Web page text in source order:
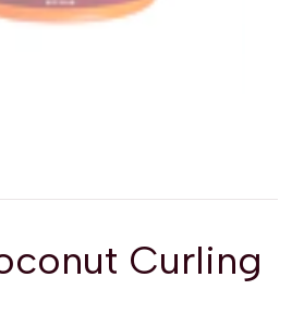
Curling